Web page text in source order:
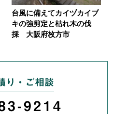
台風に備えてカイヅカイブ
キの強剪定と枯れ木の伐
採 大阪府枚方市
り・ご相談
9214